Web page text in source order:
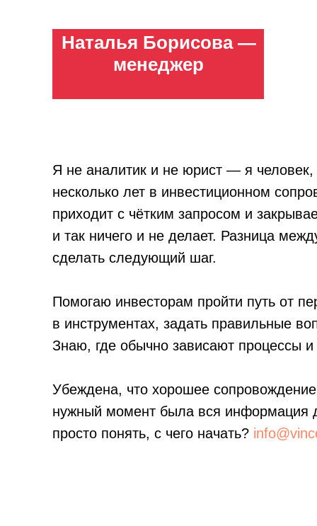
Наталья Борисова —
менеджер
Я не аналитик и не юрист — я человек,
несколько лет в инвестиционном
приходит с чётким запросом и
и так ничего и не делает. Разница
сделать следующий шаг.
Помогаю инвесторам пройти путь от
в инструментах, задать правильные
Знаю, где обычно зависают процессы
Убеждена, что хорошее
нужный момент была вся информация
просто понять, с чего начать?